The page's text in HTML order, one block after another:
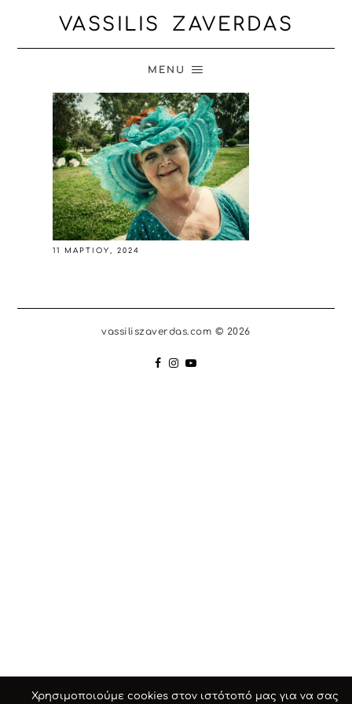
VASSILIS ZAVERDAS
MENU
11 ΜΑΡΤΊΟΥ, 2024
vassiliszaverdas.com © 2026
Χρησιμοποιούμε cookies στον ιστότοπό μας για να σας